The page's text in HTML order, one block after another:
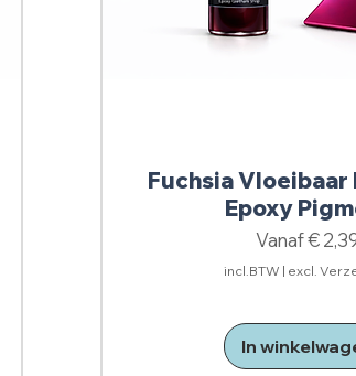
Fuchsia Vloeibaar
Epoxy
Vanaf€
incl.BTW | excl.
In